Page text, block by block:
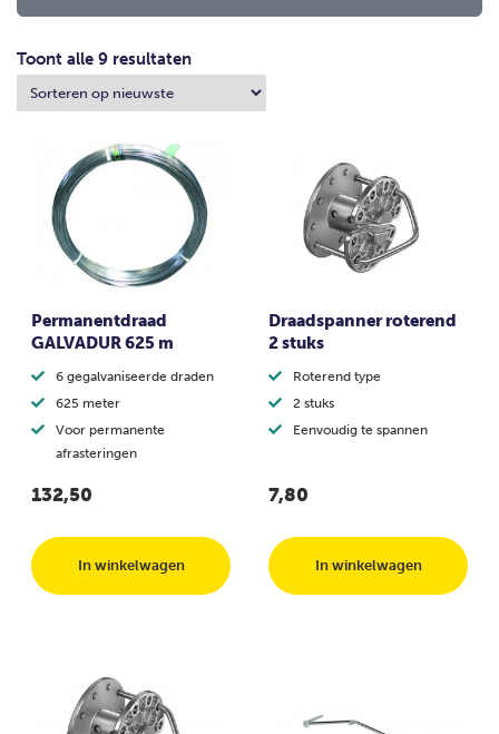
Toont alle 9 resultaten
Permanentdraad
GALVADUR 625 m
6 gegalvaniseerde draden
625 meter
Voor permanente
afrasteringen
132,50
In winkelwagen
Draadspanner roterend
2 stuks
Roterend type
2 stuks
Eenvoudig te spannen
7,80
In winkelwagen